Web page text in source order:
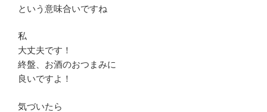
という意味合いですね
私
大丈夫です！
終盤、お酒のおつまみに
良いですよ！
気づいたら